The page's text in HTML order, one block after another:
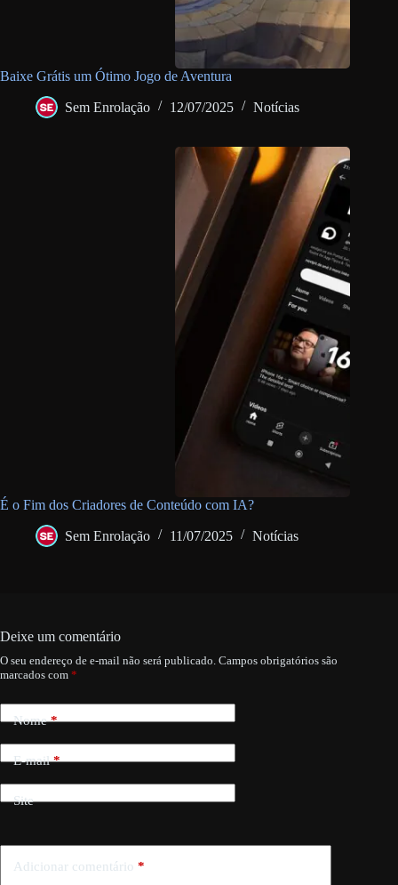
Baixe Grátis um Ótimo Jogo de Aventura
Sem Enrolação 12/07/2025 Notícias
É o Fim dos Criadores de Conteúdo com IA?
Sem Enrolação 11/07/2025 Notícias
Deixe um comentário
O seu endereço de e-mail não será publicado. Campos obrigatórios são
marcados com *
Nome*
E-mail*
Site
Adicionar comentário *